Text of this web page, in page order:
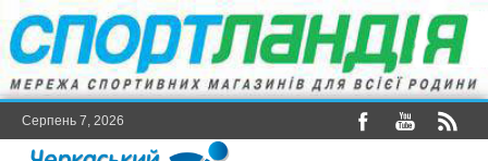
Серпень 7, 2026